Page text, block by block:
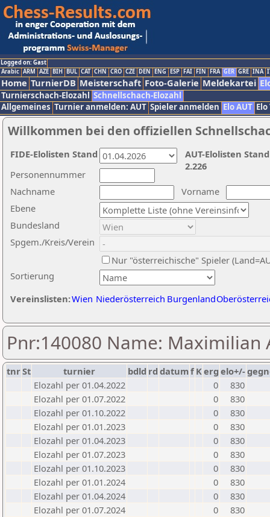
Logged on: Gast
Arabic ARM AZE BIH BUL CAT CHN CRO CZE DEN ENG ESP FAI FIN FRA GER GRE INA
Home TurnierDB Meisterschaft Foto-Galerie Meldekartei
Turnierschach-Elozahl Schnellschach-Elozahl
Allgemeines Turnier anmelden: AUT Spieler anmelden Elo AUT
Willkommen bei den offiziellen
Nachname
Vorname
Ebene
Sortierung
Personennummer
Bundesland
Spgem./Kreis/Verein
Nur "österreichische" Spieler
Vereinslisten:Wien Niederösterreich Burgenland
AUT-Elolisten
2.226
FIDE-Elolisten Stand
Pnr:140080 Name: Maximilian
tnrSt turnier bdld rd datumf Kerg elo+/-
Elozahl per 01.04.2022
0
830
Elozahl per 01.07.2022
0
830
Elozahl per 01.10.2022
0
830
Elozahl per 01.01.2023
0
830
Elozahl per 01.04.2023
0
830
Elozahl per 01.07.2023
0
830
Elozahl per 01.10.2023
0
830
Elozahl per 01.01.2024
0
830
Elozahl per 01.04.2024
0
830
Elozahl per 01.07.2024
0
830